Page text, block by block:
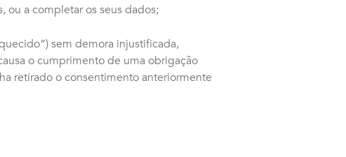
ou a completar os seus dados;
sem demora injustificada,
o cumprimento de uma obrigação
retirado o consentimento anteriormente